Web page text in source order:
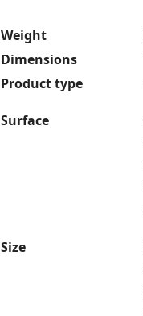
Weight
Dimensions
Product type
Surface
Size